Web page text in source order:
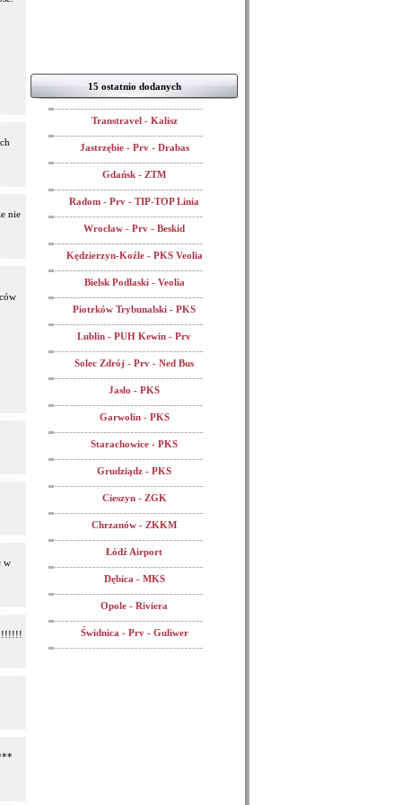
nie
w
15 ostatnio dodanych
Transtravel - Kalisz
Jastrzębie - Prv - Drabas
Gdańsk - ZTM
Radom - Prv - TIP-TOP Linia
Wrocław - Prv - Beskid
Kędzierzyn-Koźle - PKS Veolia
Bielsk Podlaski - Veolia
Piotrków Trybunalski - PKS
Lublin - PUH Kewin - Prv
Solec Zdrój - Prv - Ned Bus
Jasło - PKS
Garwolin - PKS
Starachowice - PKS
Grudziądz - PKS
Cieszyn - ZGK
Chrzanów - ZKKM
Łódź Airport
Dębica - MKS
Opole - Riviera
Świdnica - Prv - Guliwer